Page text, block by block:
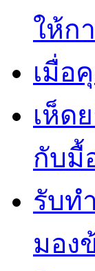
ให้ก
เมื่อ
เห็ด
กับมื้
รับท
มอง